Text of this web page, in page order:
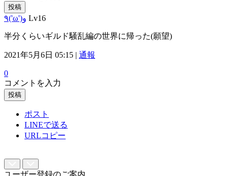
投稿
٩('ω')و Lv16
半分くらいギルド騒乱編の世界に帰った(願望)
2021年5月6日 05:15 | 通報
0
コメントを入力
投稿
ポスト
LINEで送る
URLコピー
ユーザー登録のご案内